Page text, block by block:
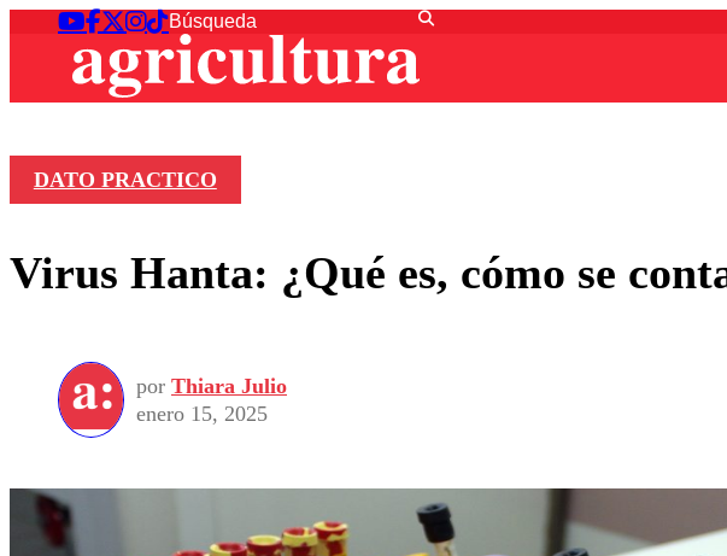
DATO PRACTICO
Virus Hanta: ¿Qué es, cómo se
por Thiara Julio
enero 15, 2025